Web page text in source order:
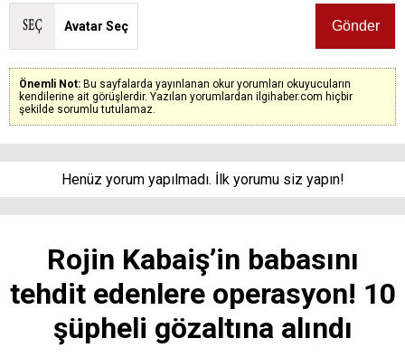
Avatar Seç
Önemli Not: Bu sayfalarda yayınlanan okur yorumları okuyucuların
kendilerine ait görüşlerdir. Yazılan yorumlardan ilgihaber.com hiçbir
şekilde sorumlu tutulamaz.
Henüz yorum yapılmadı. İlk yorumu siz yapın!
Rojin Kabaiş’in babasını
tehdit edenlere operasyon! 10
şüpheli gözaltına alındı